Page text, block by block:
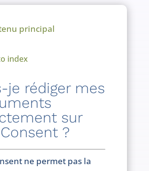
principal
index
je rédiger mes
sur
?
ne permet pas la